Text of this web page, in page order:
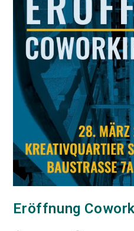
Eröffnung